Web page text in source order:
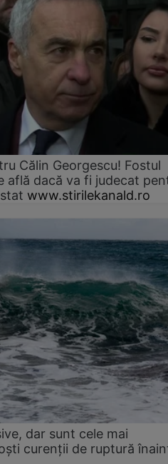
Călin Georgescu! Fostul
află dacă va fi judecat
www.stirilekanald.ro
dar sunt cele mai
curenții de ruptură